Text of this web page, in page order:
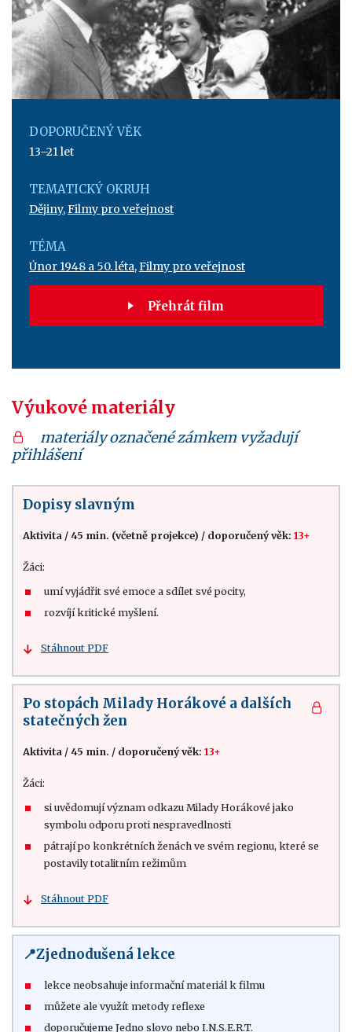
DOPORUČENÝ VĚK
13–21 let
TEMATICKÝ OKRUH
Dějiny,Filmy pro veřejnost
TÉMA
Únor 1948 a 50. léta,Filmy pro veřejnost
Přehrát film
Výukové materiály
materiály označené zámkem vyžadují
přihlášení
Dopisy slavným
Aktivita / 45 min. (včetně projekce) / doporučený věk: 13+
Žáci:
umí vyjádřit své emoce a sdílet své pocity,
rozvíjí kritické myšlení.
Stáhnout PDF
Po stopách Milady Horákové a dalších
statečných žen
Aktivita / 45 min. / doporučený věk: 13+
Žáci:
si uvědomují význam odkazu Milady Horákové jako
symbolu odporu proti nespravedlnosti
pátrají po konkrétních ženách ve svém regionu, které se
postavily totalitním režimům
Stáhnout PDF
📍Zjednodušená lekce
lekce neobsahuje informační materiál k filmu
můžete ale využít metody reflexe
doporučujeme Jedno slovo nebo I.N.S.E.R.T.